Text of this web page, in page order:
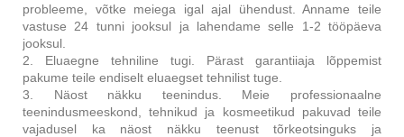
probleeme, võtke meiega igal ajal ühendust. Anname teile
vastuse 24 tunni jooksul ja lahendame selle 1-2 tööpäeva
jooksul.
2. Eluaegne tehniline tugi. Pärast garantiiaja lõppemist
pakume teile endiselt eluaegset tehnilist tuge.
3. Näost näkku teenindus. Meie professionaalne
teenindusmeeskond, tehnikud ja kosmeetikud pakuvad teile
vajadusel ka näost näkku teenust tõrkeotsinguks ja